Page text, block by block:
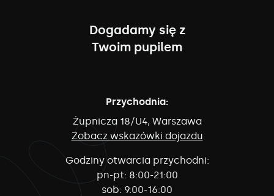
Dogadamy się z
Twoim pupilem
Przychodnia:
Żupnicza 18/U4, Warszawa
Zobacz wskazówki dojazdu
Godziny otwarcia przychodni:
pn-pt: 8:00-21:00
sob: 9:00-16:00